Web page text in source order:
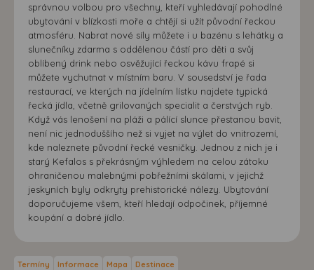
správnou volbou pro všechny, kteří vyhledávají pohodlné
ubytování v blízkosti moře a chtějí si užít původní řeckou
atmosféru. Nabrat nové síly můžete i u bazénu s lehátky a
slunečníky zdarma s oddělenou částí pro děti a svůj
oblíbený drink nebo osvěžující řeckou kávu frapé si
můžete vychutnat v místním baru. V sousedství je řada
restaurací, ve kterých na jídelním lístku najdete typická
řecká jídla, včetně grilovaných specialit a čerstvých ryb.
Když vás lenošení na pláži a pálící slunce přestanou bavit,
není nic jednoduššího než si vyjet na výlet do vnitrozemí,
kde naleznete původní řecké vesničky. Jednou z nich je i
starý Kefalos s překrásným výhledem na celou zátoku
ohraničenou malebnými pobřežními skálami, v jejichž
jeskyních byly odkryty prehistorické nálezy. Ubytování
doporučujeme všem, kteří hledají odpočinek, příjemné
koupání a dobré jídlo.
Termíny Informace Mapa Destinace